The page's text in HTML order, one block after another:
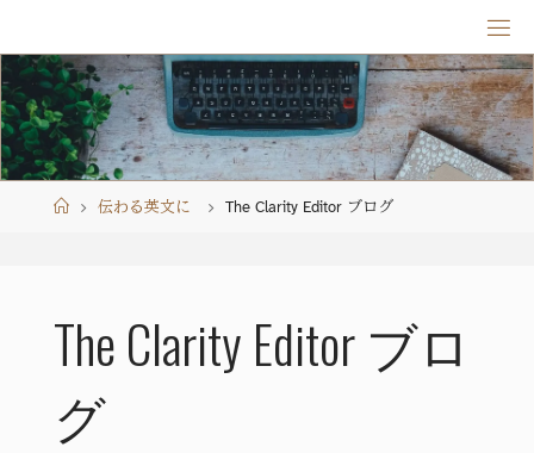
content
Home伝わる英文に The Clarity Editor ブログ
The Clarity Editor ブロ
グ